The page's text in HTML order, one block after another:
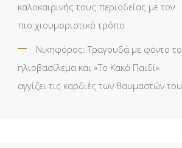
καλοκαιρινής τους περιοδείας με τον
πιο χιουμοριστικό τρόπο
Νικηφόρος: Τραγουδά με φόντο το
ηλιοβασίλεμα και «Το Κακό Παιδί»
αγγίζει τις καρδιές των θαυμαστών του